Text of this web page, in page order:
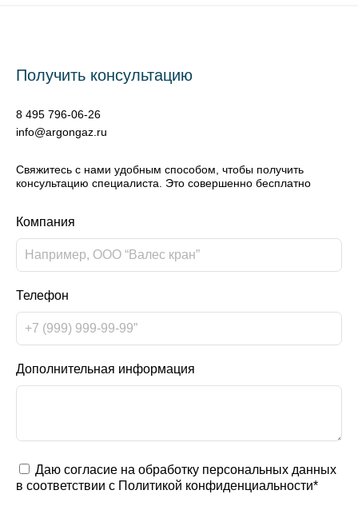
Получить консультацию
Свяжитесь с нами удобным способом, чтобы получить
консультацию специалиста. Это совершенно бесплатно
8 495 796-06-26
info@argongaz.ru
Компания
Телефон
Дополнительная информация
Даю согласие на обработку персональных данных
в соответствии с Политикой конфиденциальности*